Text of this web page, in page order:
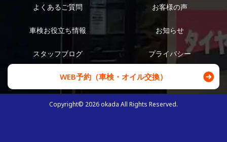
よくあるご質問 お客様の声
車検お役立ち情報 お知らせ
スタッフブログ プライバシー
WEB予約（車検・オイル交換）
Copyright© 2026okada All Rights Reserved.